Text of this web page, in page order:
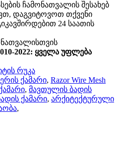
ჩამონათვალის შესახებ
დაგვიტოვოთ თქვენი
24 საათის
2022: ყველა უფლება
რუკა
ქამარი, Razor Wire Mesh
, მავთულის ბადის
ქამარი, არქიტექტურული
,